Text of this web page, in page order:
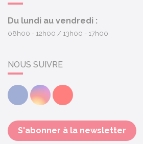
Du lundi au vendredi :
08h00 - 12h00 13h00 - 17h00
NOUS SUIVRE
FacebookInstagramYoutube
S'abonner à la newsletter